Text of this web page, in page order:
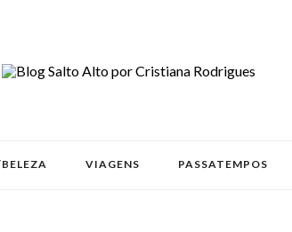
VIAGENS PASSATEMPOS